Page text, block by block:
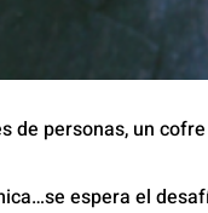
de personas, un
espera el